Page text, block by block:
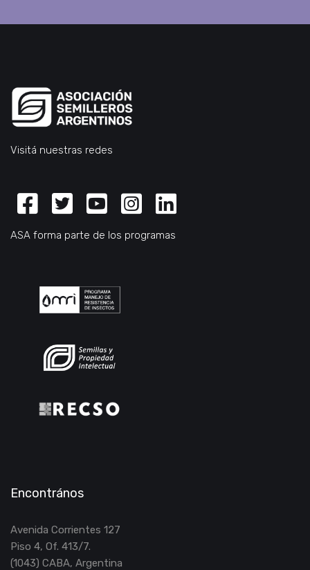
Visitá nuestras redes
Facebook
TwitterYoutube
Instagram
Linkedin
ASA forma parte de los programas
Encontrános
Avenida Corrientes 127
Piso 4, Of. 413/7.
(1043) CABA, Argentina